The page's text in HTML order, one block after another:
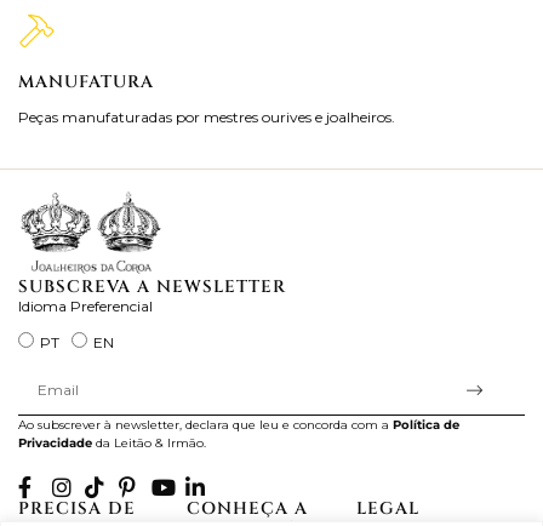
MANUFATURA
Peças manufaturadas por mestres ourives e joalheiros.
SUBSCREVA A NEWSLETTER
Idioma Preferencial
PT
EN
Ao subscrever à newsletter, declara que leu e concorda com a Política de
Privacidade da Leitão & Irmão.
PRECISA DE
CONHEÇA A
LEGAL